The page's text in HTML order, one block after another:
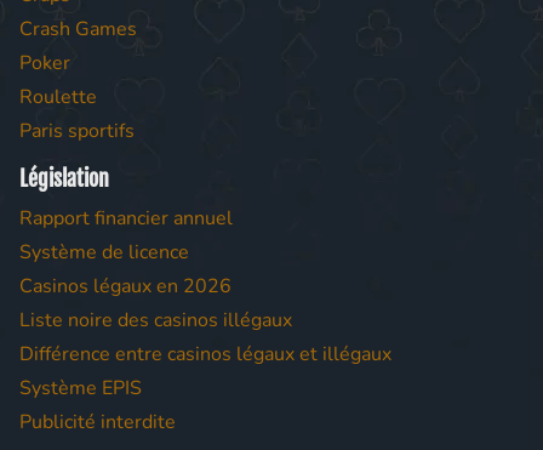
Crash Games
Poker
Roulette
Paris sportifs
Législation
Rapport financier annuel
Système de licence
Casinos légaux en 2026
Liste noire des casinos illégaux
Différence entre casinos légaux et illégaux
Système EPIS
Publicité interdite